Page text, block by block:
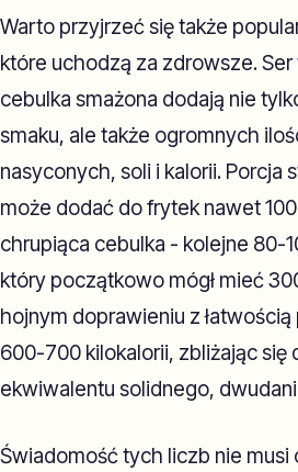
Warto przyjrzeć się także
które uchodzą za zdrowsze.
cebulka smażona dodają nie
smaku, ale także ogromnych
nasyconych, soli i kalorii. Porcja
może dodać do frytek nawet
chrupiąca cebulka - kolejne 80-
który początkowo mógł mieć
hojnym doprawieniu z
600-700 kilokalorii, zbliżając
ekwiwalentu solidnego,
Świadomość tych liczb nie musi